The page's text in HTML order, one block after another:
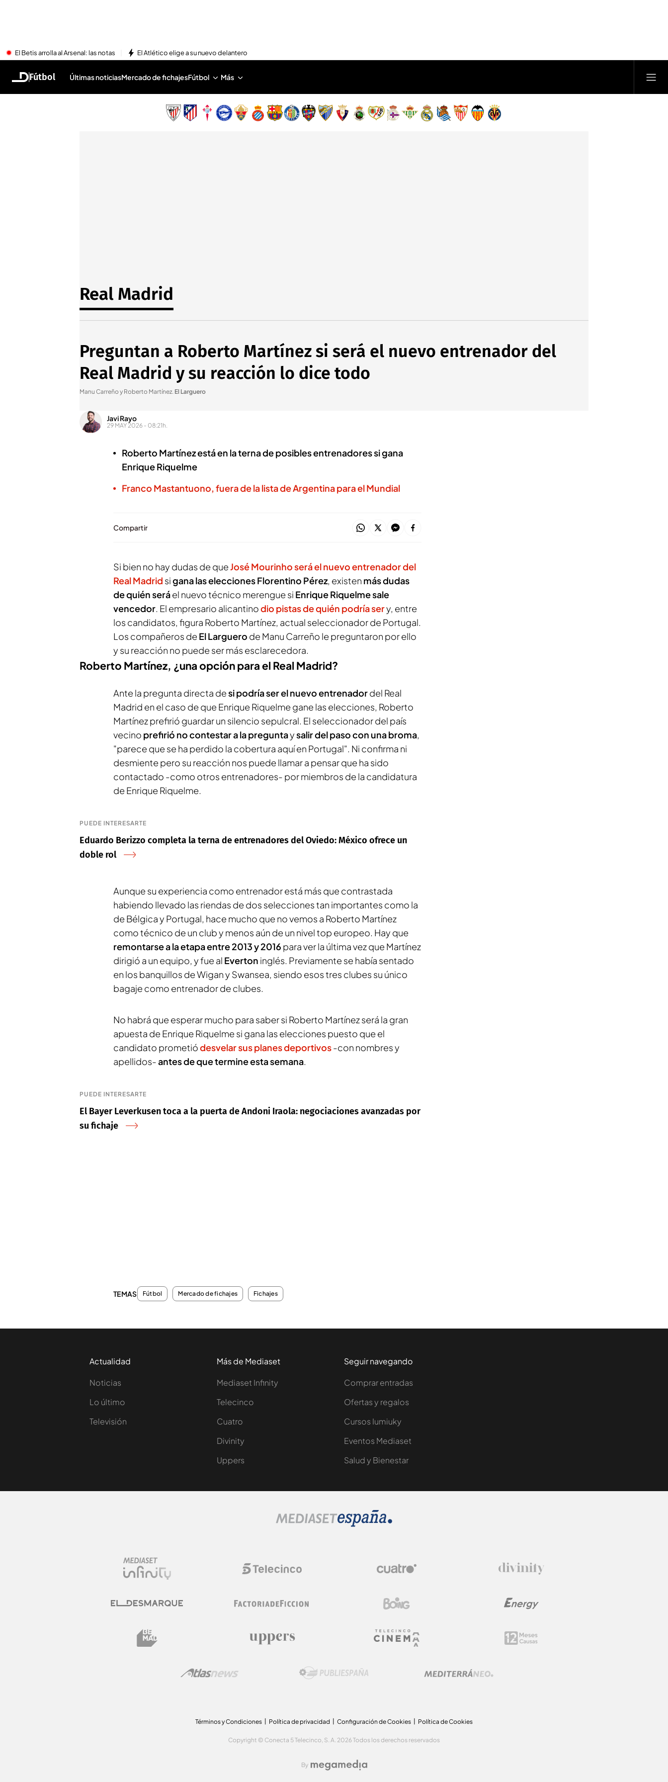
El Betis arrolla al Arsenal: las notas El Atlético elige a su nuevo delantero
Fútbol Últimas noticiasMercado de fichajesFútbol Más
Real Madrid
Preguntan a Roberto Martínez si será el nuevo entrenador del
Real Madrid y su reacción lo dice todo
Manu Carreño y Roberto Martínez. El Larguero
Javi Rayo
29 MAY 2026 - 08:21h.
Roberto Martínez está en la terna de posibles entrenadores si gana
Enrique Riquelme
Franco Mastantuono, fuera de la lista de Argentina para el Mundial
Compartir
Si bien no hay dudas de queJosé Mourinho será el nuevo entrenador del
Real Madrid sigana las elecciones Florentino Pérez, existen más dudas
de quién seráel nuevo técnico merengue si Enrique Riquelme sale
vencedor. El empresario alicantinodio pistas de quién podría sery, entre
los candidatos, figura Roberto Martínez, actual seleccionador de Portugal.
Los compañeros de El Larguero de Manu Carreño le preguntaron por ello
y su reacción no puede ser más esclarecedora.
Roberto Martínez, ¿una opción para el Real Madrid?
Ante la pregunta directa desi podría ser el nuevo entrenadordel Real
Madrid en el caso de que Enrique Riquelme gane las elecciones, Roberto
Martínez prefirió guardar un silencio sepulcral. El seleccionador del país
vecino prefirió no contestar a la preguntaysalir del paso con una broma,
"parece que se ha perdido la cobertura aquí en Portugal". Ni confirma ni
desmiente pero su reacción nos puede llamar a pensar que ha sido
contactado -como otros entrenadores- por miembros de la candidatura
de Enrique Riquelme.
PUEDE INTERESARTE
Eduardo Berizzo completa la terna de entrenadores del Oviedo: México ofrece un
doble rol
Aunque su experiencia como entrenador está más que contrastada
habiendo llevado las riendas de dos selecciones tan importantes como la
de Bélgica y Portugal, hace mucho que no vemos a Roberto Martínez
como técnico de un club y menos aún de un nivel top europeo. Hay que
remontarse a la etapa entre 2013 y 2016 para ver la última vez que Martínez
dirigió a un equipo, y fue al Everton inglés. Previamente se había sentado
en los banquillos de Wigan y Swansea, siendo esos tres clubes su único
bagaje como entrenador de clubes.
No habrá que esperar mucho para saber si Roberto Martínez será la gran
apuesta de Enrique Riquelme si gana las elecciones puesto que el
candidato prometiódesvelar sus planes deportivos-con nombres y
apellidos-antes de que termine esta semana.
PUEDE INTERESARTE
El Bayer Leverkusen toca a la puerta de Andoni Iraola: negociaciones avanzadas por
su fichaje
TEMAS Fútbol Mercado de fichajes Fichajes
Actualidad
Noticias
Lo último
Televisión
Más de Mediaset
Mediaset Infinity
Telecinco
Cuatro
Divinity
Uppers
Seguir navegando
Comprar entradas
Ofertas y regalos
Cursos Iumiuky
Eventos Mediaset
Salud y Bienestar
Términos y Condiciones Política de privacidad Configuración de Cookies Política de Cookies
Copyright © Conecta 5 Telecinco, S. A. 2026 Todos los derechos reservados
By